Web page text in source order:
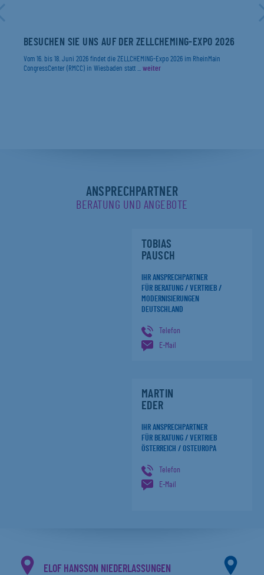
BESUCHEN SIE UNS AUF DER ZELLCHEMING-EXPO 2026
Vom 16. bis 18. Juni 2026 findet die ZELLCHEMING-Expo 2026 im RheinMain
CongressCenter (RMCC) in Wiesbaden statt ... weiter
ANSPRECHPARTNER
BERATUNG UND ANGEBOTE
TOBIAS
PAUSCH
IHR ANSPRECHPARTNER
FÜR BERATUNG / VERTRIEB /
MODERNISIERUNGEN
DEUTSCHLAND
Telefon
E-Mail
MARTIN
EDER
IHR ANSPRECHPARTNER
FÜR BERATUNG / VERTRIEB
ÖSTERREICH / OSTEUROPA
Telefon
E-Mail
ELOF HANSSON NIEDERLASSUNGEN